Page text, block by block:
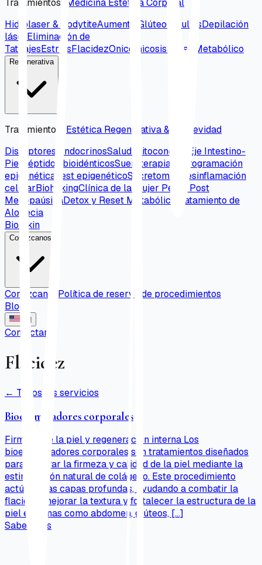
Tratamientos: Medicina Estética Corporal
Hidrolaser & BodytiteAumento GlúteoCelulitisDepilación
láser Eliminación de
TatuajesEstríasFlacidezOnicomicosis Reset Metabólico
Regenerativa
Tratamientos
Estética Regenerativa & Longevidad
Disruptores EndocrinosSalud mitocondrial
Eje Intestino-
Piel
Péptidos bioidénticosSueroterapia Reprogramación
epigenética Test epigenéticoSecretomas
Desinflamación
celularBiohakingClínica de la mujer Peri y Post
MenopaúsicaDetox y Reset Metabólico
Tratamiento de
Alopecia
Bio Skin
Conózcanos
Conózcanos Política de reserva de procedimientos
Blog
EN
Contactar
Flacidez
← Todos los servicios
Bioestimuladores corporales
Firmeza de la piel y regeneración interna Los
bioestimuladores corporales son tratamientos diseñados
para mejorar la firmeza y calidad de la piel mediante la
estimulación natural de colágeno. Este procedimiento
actúa en las capas profundas, ayudando a combatir la
flacidez, mejorar la textura y fortalecer la estructura de la
piel en zonas como abdomen, glúteos, […]
Saber más